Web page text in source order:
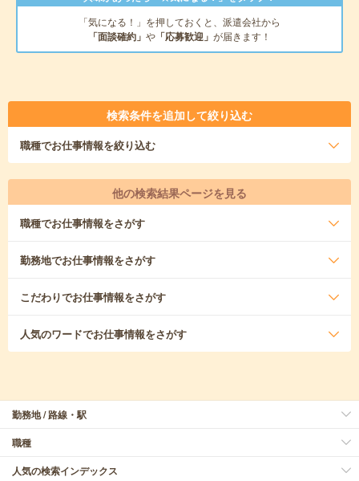
「気になる！」を押しておくと、派遣会社から
「面談確約」 や 「応募歓迎」 が届きます！
検索条件を追加して絞り込む
職種でお仕事情報を絞り込む
他の検索結果ページを見る
職種でお仕事情報をさがす
勤務地でお仕事情報をさがす
こだわりでお仕事情報をさがす
人気のワードでお仕事情報をさがす
勤務地 / 路線・駅
職種
人気の検索インデックス